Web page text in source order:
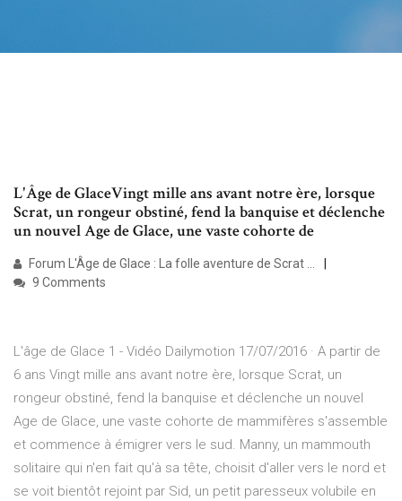
L'Âge de GlaceVingt mille ans avant notre ère, lorsque
Scrat, un rongeur obstiné, fend la banquise et déclenche
un nouvel Age de Glace, une vaste cohorte de
Forum L'Âge de Glace : La folle aventure de Scrat ...
9 Comments
L'âge de Glace 1 - Vidéo Dailymotion 17/07/2016 · A partir de
6 ans Vingt mille ans avant notre ère, lorsque Scrat, un
rongeur obstiné, fend la banquise et déclenche un nouvel
Age de Glace, une vaste cohorte de mammifères s'assemble
et commence à émigrer vers le sud. Manny, un mammouth
solitaire qui n'en fait qu'à sa tête, choisit d'aller vers le nord et
se voit bientôt rejoint par Sid, un petit paresseux volubile en